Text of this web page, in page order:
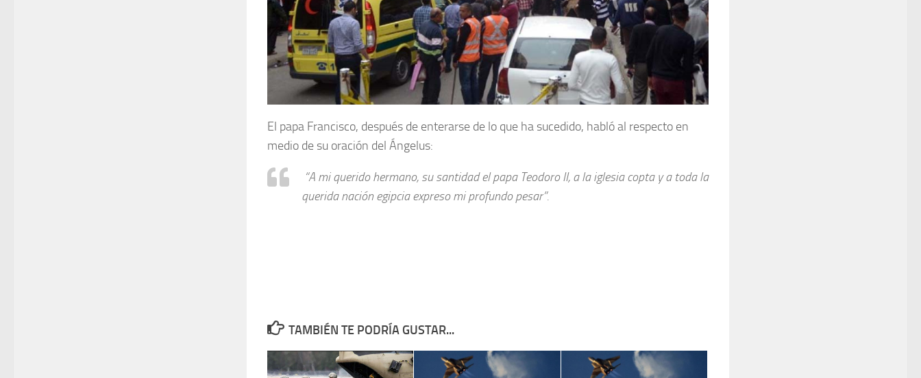
El papa Francisco, después de enterarse de lo que ha sucedido, habló al respecto en
medio de su oración del Ángelus:
“A mi querido hermano, su santidad el papa Teodoro II, a la iglesia copta y a toda la
querida nación egipcia expreso mi profundo pesar”.
TAMBIÉN TE PODRÍA GUSTAR...